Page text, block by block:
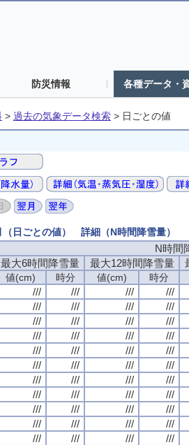
防災情報 各種データ・
> 過去の気象データ検索 > 日ごとの値
日ごとの値） 詳細（N時間降雪量）
N時間
最大6時間降雪量 最大12時間降雪量
値(cm) 時分 値(cm) 時分
/// /// ///
///
/// /// ///
///
/// /// ///
///
/// /// ///
///
/// /// ///
///
/// /// ///
///
/// /// ///
///
/// /// ///
///
/// /// ///
///
/// /// ///
///
/// /// ///
///